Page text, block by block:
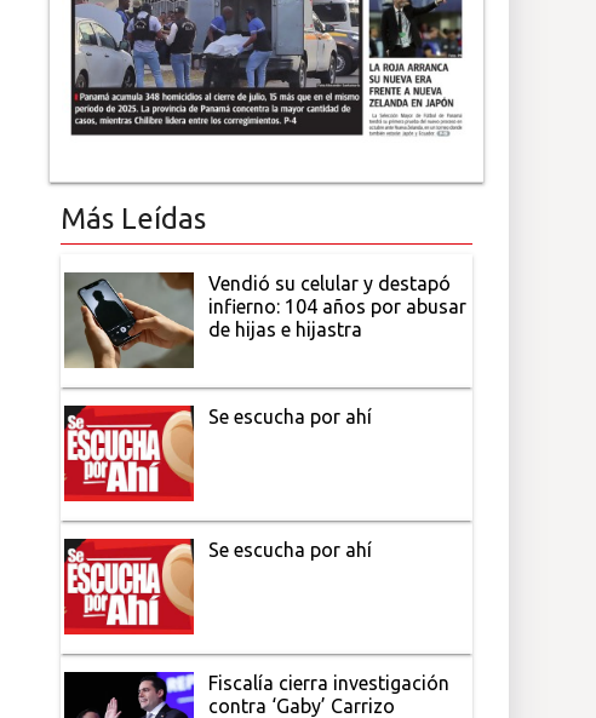
Más Leídas
Vendió su celular y destapó
infierno: 104 años por abusar
de hijas e hijastra
Se escucha por ahí
Se escucha por ahí
Fiscalía cierra investigación
contra ‘Gaby’ Carrizo